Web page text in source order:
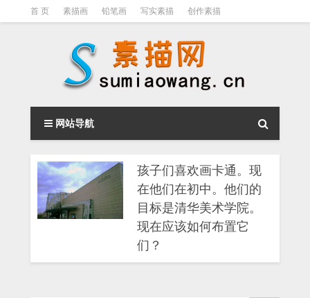
首 页 素描画 铅笔画 写实素描 创作素描
素描视频教程
网站导航
孩子们喜欢画卡通。现
在他们在初中。他们的
目标是清华美术学院。
现在应该如何布置它
们？